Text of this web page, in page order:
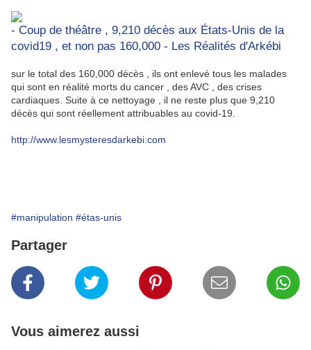
- Coup de théâtre , 9,210 décès aux États-Unis de la
covid19 , et non pas 160,000 - Les Réalités d'Arkébi
sur le total des 160,000 décès , ils ont enlevé tous les malades
qui sont en réalité morts du cancer , des AVC , des crises
cardiaques. Suite à ce nettoyage , il ne reste plus que 9,210
décès qui sont réellement attribuables au covid-19.
http://www.lesmysteresdarkebi.com
#manipulation #étas-unis
Partager
Vous aimerez aussi